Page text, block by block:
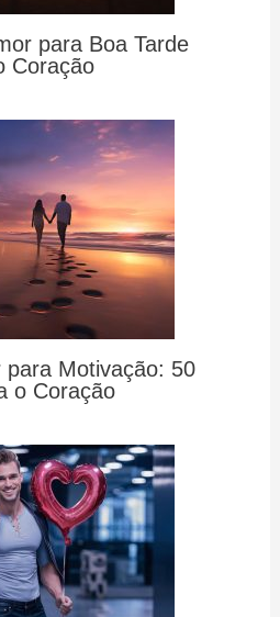
para Boa Tarde
Coração
para Motivação: 50
o Coração